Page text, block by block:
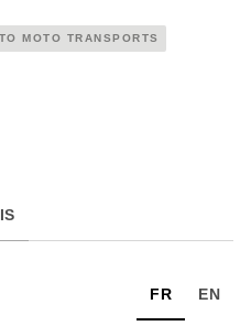
MOTO TRANSPORTS
FR EN